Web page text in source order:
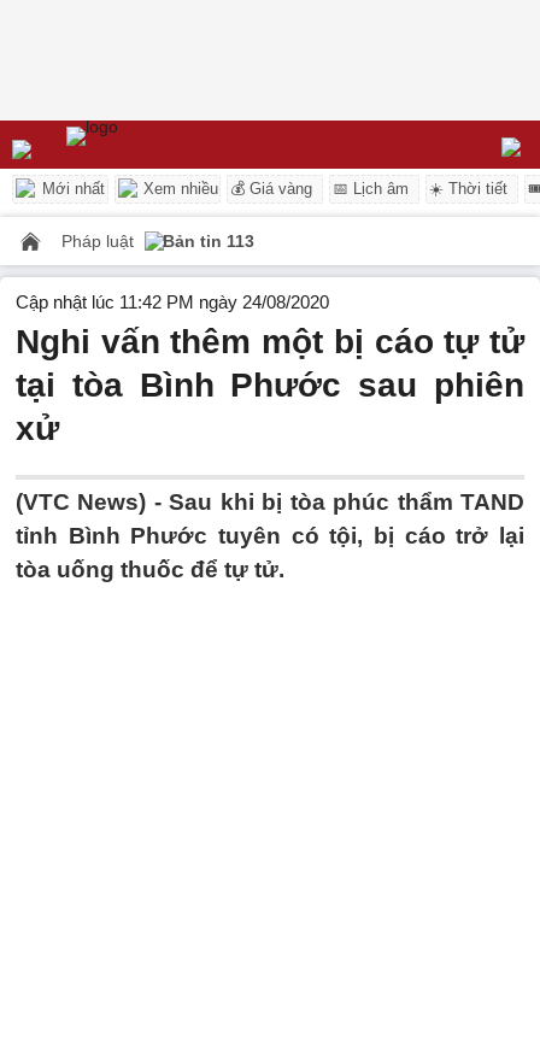
Mới nhất Xem nhiều 💰 Giá vàng 📅 Lịch âm ☀️ Thời tiết
Pháp luật Bản tin 113
Cập nhật lúc 11:42 PM ngày 24/08/2020
Nghi vấn thêm một bị cáo tự tử
tại tòa Bình Phước sau phiên
xử
(VTC News) -Sau khi bị tòa phúc thẩm TAND
tỉnh Bình Phước tuyên có tội, bị cáo trở lại
tòa uống thuốc để tự tử.